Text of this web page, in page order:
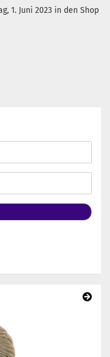
1. Juni 2023 in den Shop